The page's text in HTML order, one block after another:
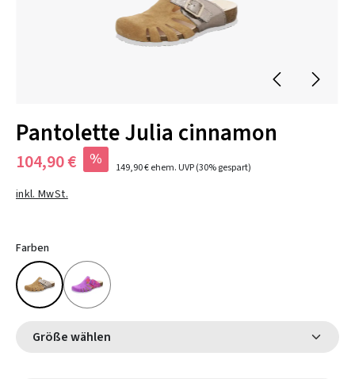
Pantolette Julia cinnamon
104,90 € % 149,90 €ehem. UVP(30% gespart)
inkl. MwSt.
Farben
Größe wählen